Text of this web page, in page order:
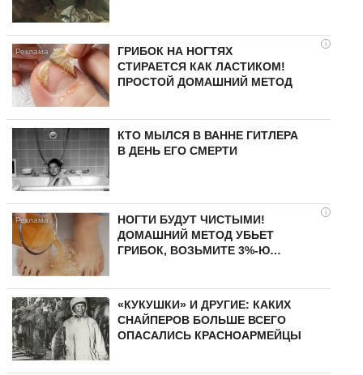
i
ГРИБОК НА НОГТЯХ
СТИРАЕТСЯ КАК ЛАСТИКОМ!
ПРОСТОЙ ДОМАШНИЙ МЕТОД
КТО МЫЛСЯ В ВАННЕ ГИТЛЕРА
В ДЕНЬ ЕГО СМЕРТИ
i
НОГТИ БУДУТ ЧИСТЫМИ!
ДОМАШНИЙ МЕТОД УБЬЕТ
ГРИБОК, ВОЗЬМИТЕ 3%-Ю…
«КУКУШКИ» И ДРУГИЕ: КАКИХ
СНАЙПЕРОВ БОЛЬШЕ ВСЕГО
ОПАСАЛИСЬ КРАСНОАРМЕЙЦЫ